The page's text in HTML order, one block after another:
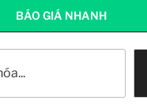
BÁO GIÁ NHANH